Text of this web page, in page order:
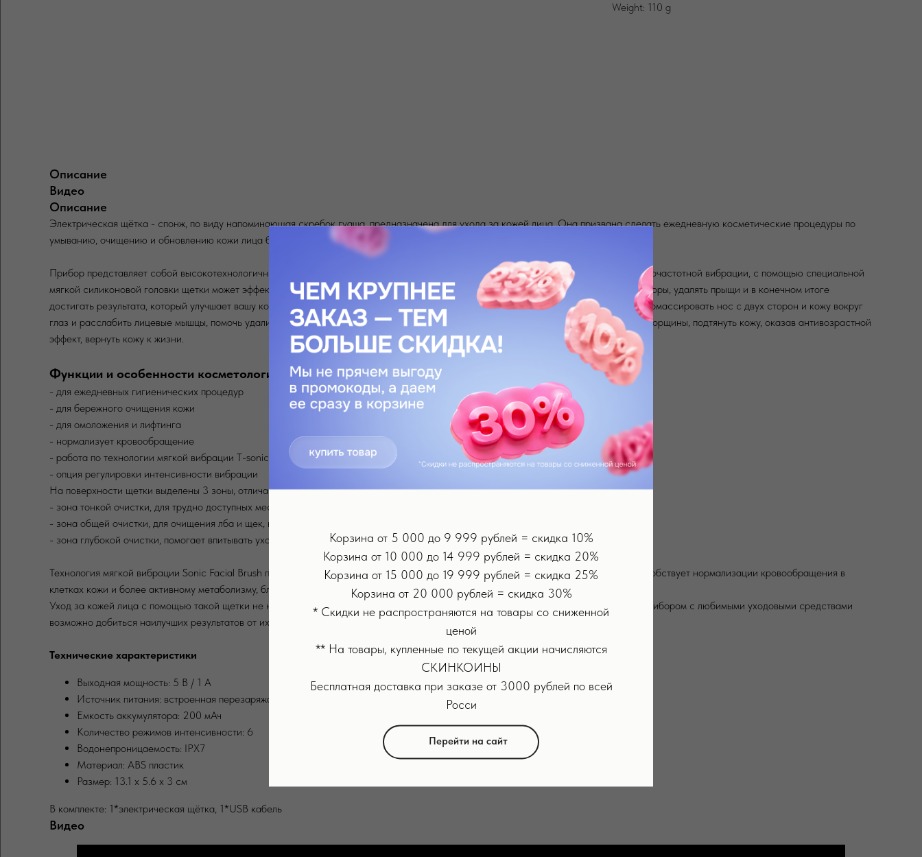
Weight: 110 g
Описание
Видео
Описание
Электрическая щётка - спонж, по виду напоминающая скребок гуаша, предназначена для ухода за кожей лица. Она призвана сделать ежедневную косметические процедуры по
умыванию, очищению и обновлению кожи лица более эффективным, а также поможет в борьбе с несовершенствами кожи.
Прибор представляет собой высокотехнологичный косметический инструмент, предназначенный для чистки лица. Технология высокочастотной вибрации, с помощью специальной
мягкой силиконовой головки щетки может эффективно отделять и удалять жир и остатки косметики, глубоко очищать кожу и сужать поры, удалять прыщи и в конечном итоге
достигать результата, который улучшает вашу кожу. У прибора уникальный успокаивающий режим массажа, который может помочь помассировать нос с двух сторон и кожу вокруг
глаз и расслабить лицевые мышцы, помочь удалить омертвевшие клетки кожи, способствовать регенерации клеток лица, сократить морщины, подтянуть кожу, оказав антивозрастной
эффект, вернуть кожу к жизни.
Функции и особенности косметологического аппарата:
- для ежедневных гигиенических процедур
- для бережного очищения кожи
- для омоложения и лифтинга
- нормализует кровообращение
- работа по технологии мягкой вибрации T-sonic
- опция регулировки интенсивности вибрации
На поверхности щетки выделены 3 зоны, отличающиеся количеством и размером щетинок:
- зона тонкой очистки, для трудно доступных мест
- зона общей очистки, для очищения лба и щек, крупных зон
- зона глубокой очистки, помогает впитывать уходовые средства
Технология мягкой вибрации Sonic Facial Brush позволяет бережно массировать кожу, что при систематическом использовании способствует нормализации кровообращения в
клетках кожи и более активному метаболизму, благодаря чему кожа становится более свежей и увлажненной.
Уход за кожей лица с помощью такой щетки не наносит коже вреда, не оставляет следов и микротравм, а совмещая очистку кожи прибором с любимыми уходовыми средствами
возможно добиться наилучших результатов от их применения.
Технические характеристики
Выходная мощность: 5 В / 1 А
Источник питания: встроенная перезаряжаемая литиевая батарея
Емкость аккумулятора: 200 мАч
Количество режимов интенсивности: 6
Водонепроницаемость: IPX7
Материал: ABS пластик
Размер: 13.1 х 5.6 х 3 см
В комплекте: 1*электрическая щётка, 1*USB кабель
Видео
Корзина от 5 000 до 9 999 рублей = скидка 10%
Корзина от 10 000 до 14 999 рублей = скидка 20%
Корзина от 15 000 до 19 999 рублей = скидка 25%
Корзина от 20 000 рублей = скидка 30%
* Скидки не распространяются на товары со сниженной
ценой
** На товары, купленные по текущей акции начисляются
СКИНКОИНЫ
Бесплатная доставка при заказе от 3000 рублей по всей
Росси
Перейти на сайт